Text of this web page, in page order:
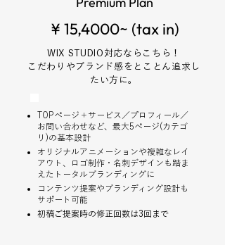
¥ 15,4000~ (tax in)
WIX STUDIO対応ならこちら！
こだわりやブランド感をとことん追求し
たい方に。
TOPページ＋サービス／プロフィール／
お問い合わせなど、最大5ページ(カテゴ
リ)の基本設計
オリジナルアニメーションや複雑なレイ
アウト、ロゴ制作・名刺デザインも踏ま
えたトータルブランディングに
コンテンツ提案やブランディング設計も
サポート可能
​初稿ご提案時の修正回数は3回まで